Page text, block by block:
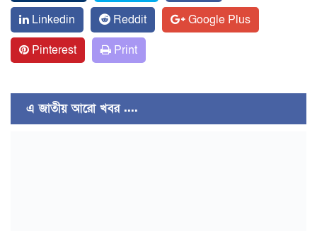
Linkedin
Reddit
Google Plus
Pinterest
Print
এ জাতীয় আরো খবর ....